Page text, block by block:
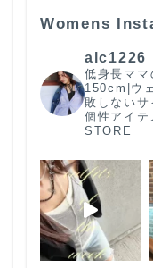
Womens
alc1226
低身長マ
150cm|ウ
敗しない
個性 アイ
STORE